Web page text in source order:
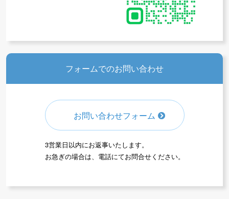
フォームでのお問い合わせ
お問い合わせフォーム
3営業日以内にお返事いたします。
お急ぎの場合は、電話にてお問合せください。